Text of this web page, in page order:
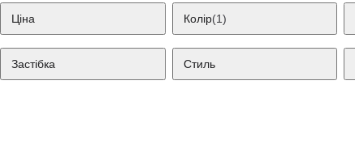
Ціна Колір(1)
Застібка Стиль